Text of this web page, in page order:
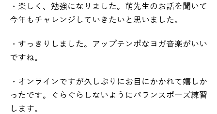
・楽しく、勉強になりました。萌先生のお話を聞いて
今年もチャレンジしていきたいと思いました。
・すっきりしました。アップテンポなヨガ音楽がいい
ですね。
・オンラインですが久しぶりにお目にかかれて嬉しか
ったです。ぐらぐらしないようにバランスポーズ練習
します。